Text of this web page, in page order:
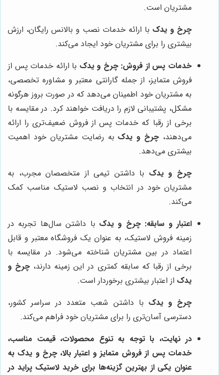
مشتریان است.
چرخ و یدک با ارائه خدمات نصب و بالانس رایگان، ارزش
بیشتری را برای مشتریان خود ایجاد می‌کند.
خدمات پس از فروش: چرخ و یدک با ارائه خدمات پس از
فروش متمایز، از جمله گارانتی معتبر و مشاوره تخصصی،
به مشتریان خود اطمینان می‌دهد که در صورت بروز هرگونه
مشکل، پشتیبانی لازم را دریافت خواهند کرد. در مقایسه با
برخی از رقبا که خدمات پس از فروش ضعیف‌تری را ارائه
می‌دهند، چرخ و یدکبه رضایت مشتریان خود اهمیت
بیشتری می‌دهد.
چرخ و یدک با داشتن تیمی از متخصصان مجرب، به
مشتریان خود در انتخاب و نصب لاستیک مناسب کمک
می‌کند.
اعتبار و سابقه: چرخ و یدک با داشتن سال‌ها تجربه در
زمینه فروش لاستیک، به عنوان یک فروشگاه معتبر و قابل
اعتماد در بین مشتریان شناخته می‌شود. در مقایسه با
برخی از رقبا که سابقه کمتری در این زمینه دارند، چرخ و
یدک از اعتبار بیشتری برخوردار است.
چرخ و یدک با داشتن شعب متعدد در سراسر کشور،
دسترسی آسان‌تری را برای مشتریان خود فراهم می‌کند.
در نهایت، با توجه به تنوع محصولات، قیمت مناسب،
خدمات پس از فروش متمایز و اعتبار بالا،چرخ و یدکبه
عنوان یکی از بهترین گزینه‌ها برای خرید لاستیک پراید در